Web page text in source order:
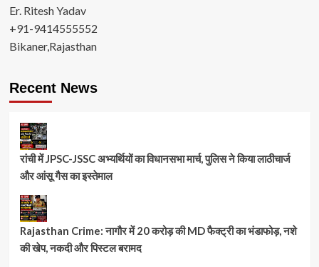
Er. Ritesh Yadav
+91-9414555552
Bikaner,Rajasthan
Recent News
रांची में JPSC-JSSC अभ्यर्थियों का विधानसभा मार्च, पुलिस ने किया लाठीचार्ज
और आंसू गैस का इस्तेमाल
Rajasthan Crime: नागौर में 20 करोड़ की MD फैक्ट्री का भंडाफोड़, नशे
की खेप, नकदी और पिस्टल बरामद